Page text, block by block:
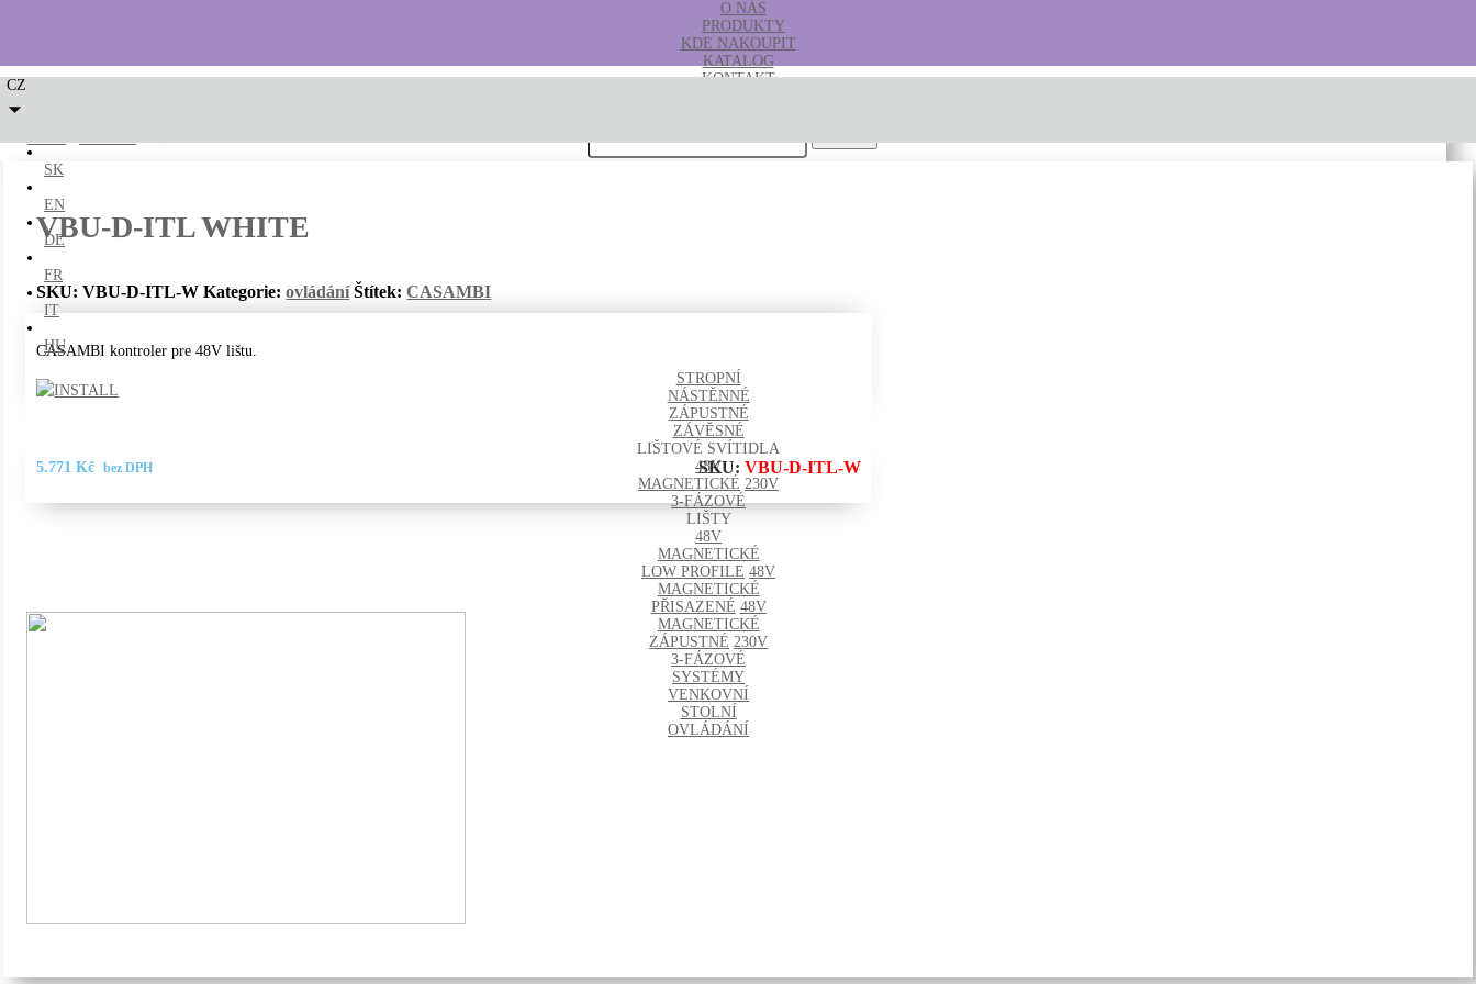
O NÁS
PRODUKTY
KDE NAKOUPIT
KATALOG
KONTAKT
CZ
SK
EN
DE
FR
IT
HU
STROPNÍ
NÁSTĚNNÉ
ZÁPUSTNÉ
ZÁVĚSNÉ
LIŠTOVÉ SVÍTIDLA
48V
MAGNETICKÉ 230V
3-FÁZOVÉ
LIŠTY
48V
MAGNETICKÉ
LOW PROFILE 48V
MAGNETICKÉ
PŘISAZENÉ 48V
MAGNETICKÉ
ZÁPUSTNÉ 230V
3-FÁZOVÉ
SYSTÉMY
VENKOVNÍ
STOLNÍ
OVLÁDÁNÍ
VBU-D-ITL WHITE
SKU:VBU-D-ITL-W Kategorie:ovládání Štítek:CASAMBI
CASAMBI kontroler pre 48V lištu.
5.771Kč bez DPH SKU: VBU-D-ITL-W